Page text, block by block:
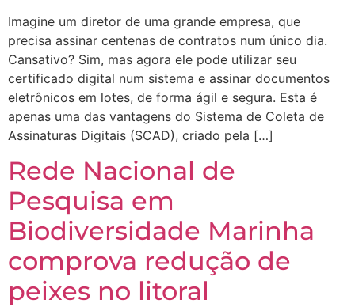
Imagine um diretor de uma grande empresa, que
precisa assinar centenas de contratos num único dia.
Cansativo? Sim, mas agora ele pode utilizar seu
certificado digital num sistema e assinar documentos
eletrônicos em lotes, de forma ágil e segura. Esta é
apenas uma das vantagens do Sistema de Coleta de
Assinaturas Digitais (SCAD), criado pela […]
Rede Nacional de
Pesquisa em
Biodiversidade Marinha
comprova redução de
peixes no litoral